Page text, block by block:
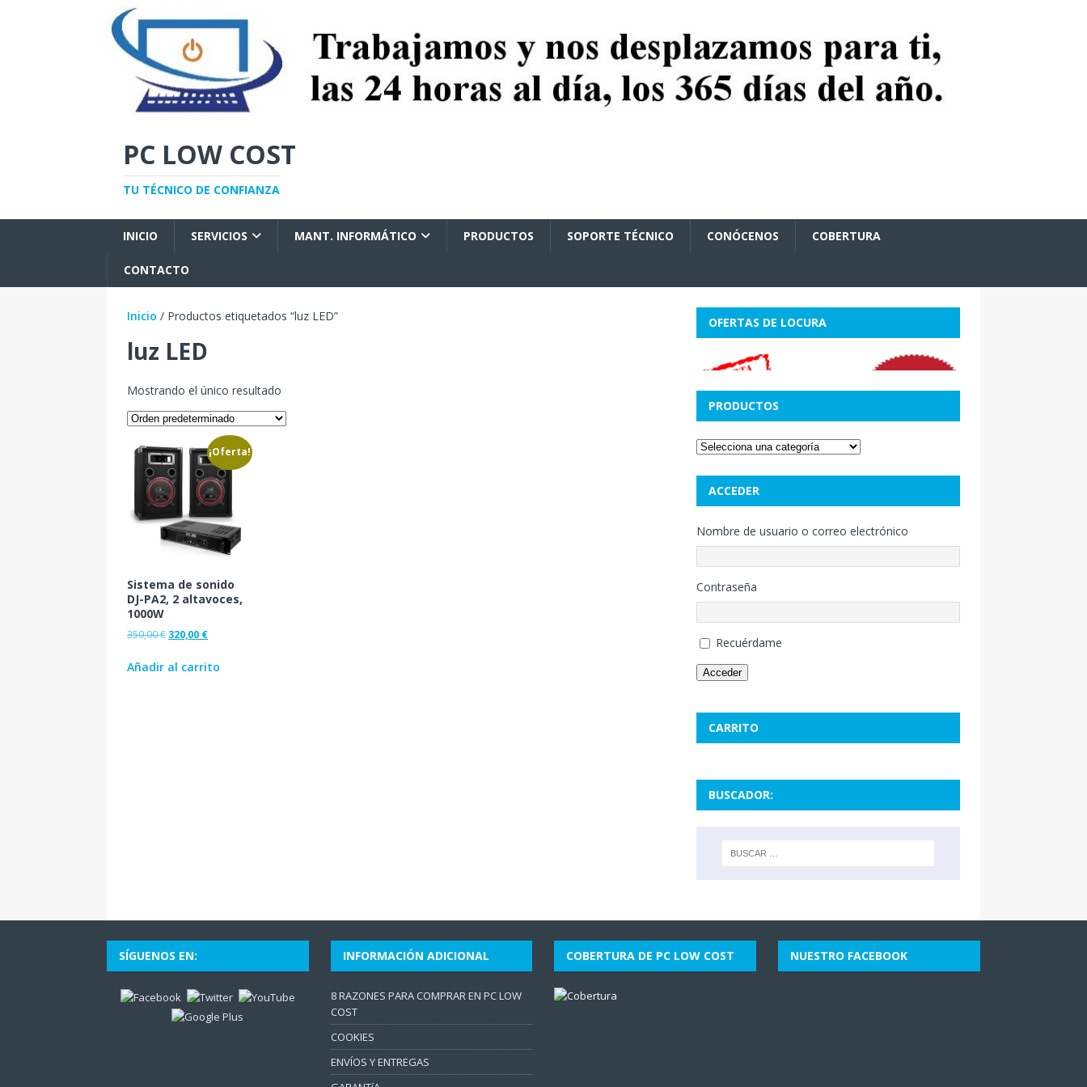
PC LOW COST
TU TÉCNICO DE CONFIANZA
INICIO SERVICIOS MANT. INFORMÁTICO PRODUCTOS SOPORTE TÉCNICO CONÓCENOS COBERTURA
CONTACTO
Inicio / Productos etiquetados “luz LED”
luz LED
Mostrando el único resultado
¡Oferta!
Sistema de sonido
DJ-PA2, 2 altavoces,
1000W
350,00€ 320,00 €
Añadir al carrito
OFERTAS DE LOCURA
PRODUCTOS
ACCEDER
Nombre de usuario o correo electrónico
Contraseña
Recuérdame
Acceder
CARRITO
BUSCADOR:
SÍGUENOS EN: INFORMACIÓN ADICIONAL
8 RAZONES PARA COMPRAR EN PC LOW
COST
COOKIES
ENVÍOS Y ENTREGAS
COBERTURA DE PC LOW COST NUESTRO FACEBOOK